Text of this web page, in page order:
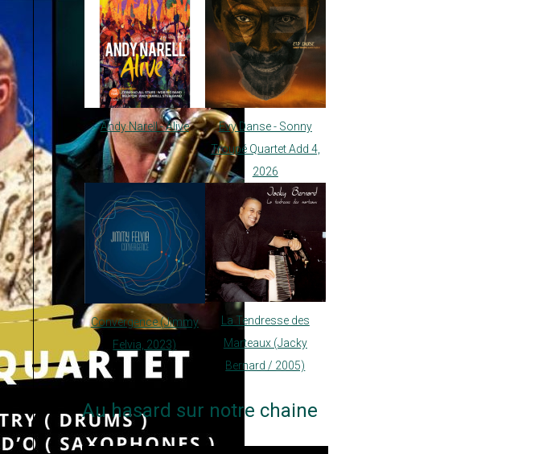
Andy Narell - Alive
Evy Danse - Sonny
Troupé Quartet Add 4,
2026
Convergence (Jimmy
Felvia, 2023)
La Tendresse des
Marteaux (Jacky
Bernard / 2005)
Au hasard sur notre chaine